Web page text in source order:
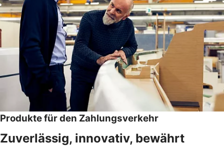
Produkte für den Zahlungsverkehr
Zuverlässig, innovativ, bewährt